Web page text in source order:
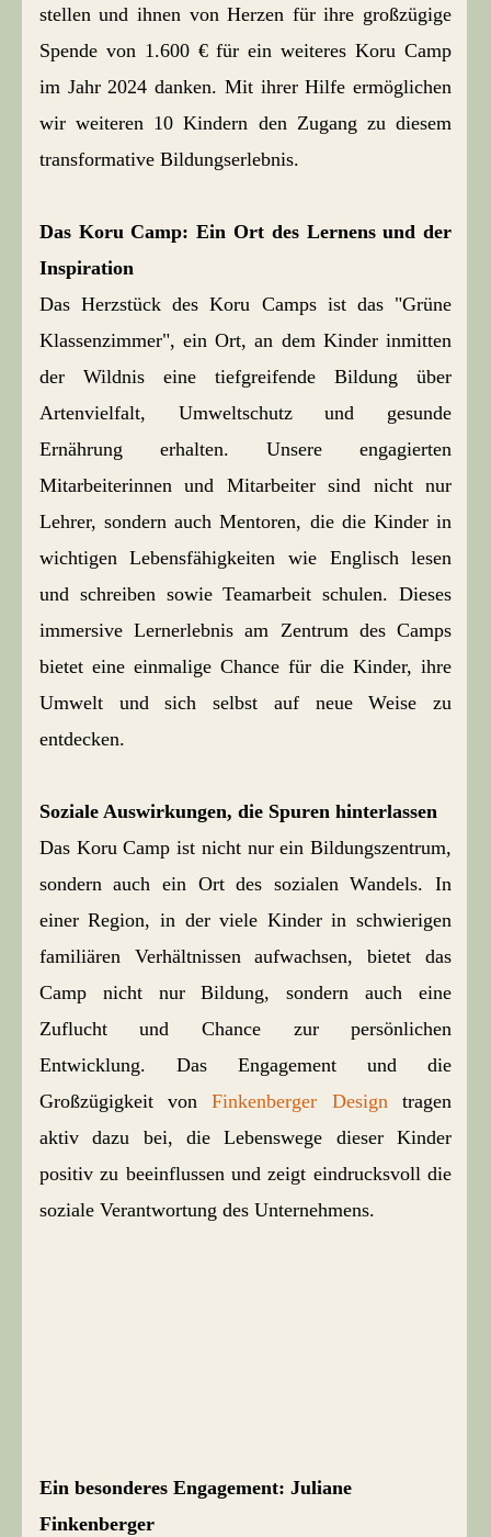
Ein besonderes Engagement: Juliane
Finkenberger
stellen und ihnen von Herzen für ihre großzügige
Spende von 1.600 € für ein weiteres Koru Camp
im Jahr 2024 danken. Mit ihrer Hilfe ermöglichen
wir weiteren 10 Kindern den Zugang zu diesem
transformative Bildungserlebnis.
Das Koru Camp: Ein Ort des Lernens und der
Inspiration
Das Herzstück des Koru Camps ist das "Grüne
Klassenzimmer", ein Ort, an dem Kinder inmitten
der Wildnis eine tiefgreifende Bildung über
Artenvielfalt, Umweltschutz und gesunde
Ernährung erhalten. Unsere engagierten
Mitarbeiterinnen und Mitarbeiter sind nicht nur
Lehrer, sondern auch Mentoren, die die Kinder in
wichtigen Lebensfähigkeiten wie Englisch lesen
und schreiben sowie Teamarbeit schulen. Dieses
immersive Lernerlebnis am Zentrum des Camps
bietet eine einmalige Chance für die Kinder, ihre
Umwelt und sich selbst auf neue Weise zu
entdecken.
Soziale Auswirkungen, die Spuren hinterlassen
Das Koru Camp ist nicht nur ein Bildungszentrum,
sondern auch ein Ort des sozialen Wandels. In
einer Region, in der viele Kinder in schwierigen
familiären Verhältnissen aufwachsen, bietet das
Camp nicht nur Bildung, sondern auch eine
Zuflucht und Chance zur persönlichen
Entwicklung. Das Engagement und die
Großzügigkeit vonFinkenberger Designtragen
aktiv dazu bei, die Lebenswege dieser Kinder
positiv zu beeinflussen und zeigt eindrucksvoll die
soziale Verantwortung des Unternehmens.